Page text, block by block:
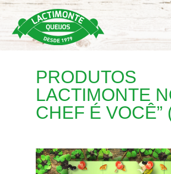
Skip
content
PRODUTOS
LACTIMONTE
CHEF É VOCÊ”